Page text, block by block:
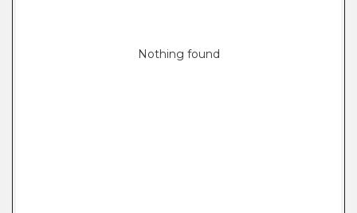
Nothing found